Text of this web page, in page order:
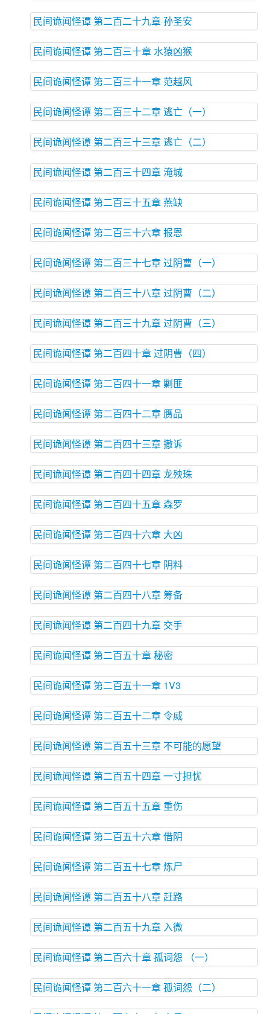
民间诡闻怪谭 第二百二十九章 孙圣安
民间诡闻怪谭 第二百三十章 水猿凶猴
民间诡闻怪谭 第二百三十一章 范越风
民间诡闻怪谭 第二百三十二章 逃亡（一）
民间诡闻怪谭 第二百三十三章 逃亡（二）
民间诡闻怪谭 第二百三十四章 淹城
民间诡闻怪谭 第二百三十五章 燕缺
民间诡闻怪谭 第二百三十六章 报恩
民间诡闻怪谭 第二百三十七章 过阴曹（一）
民间诡闻怪谭 第二百三十八章 过阴曹（二）
民间诡闻怪谭 第二百三十九章 过阴曹（三）
民间诡闻怪谭 第二百四十章 过阴曹（四）
民间诡闻怪谭 第二百四十一章 剿匪
民间诡闻怪谭 第二百四十二章 赝品
民间诡闻怪谭 第二百四十三章 撤诉
民间诡闻怪谭 第二百四十四章 龙殃珠
民间诡闻怪谭 第二百四十五章 森罗
民间诡闻怪谭 第二百四十六章 大凶
民间诡闻怪谭 第二百四十七章 阴料
民间诡闻怪谭 第二百四十八章 筹备
民间诡闻怪谭 第二百四十九章 交手
民间诡闻怪谭 第二百五十章 秘密
民间诡闻怪谭 第二百五十一章 1V3
民间诡闻怪谭 第二百五十二章 令威
民间诡闻怪谭 第二百五十三章 不可能的愿望
民间诡闻怪谭 第二百五十四章 一寸担忧
民间诡闻怪谭 第二百五十五章 重伤
民间诡闻怪谭 第二百五十六章 借阴
民间诡闻怪谭 第二百五十七章 炼尸
民间诡闻怪谭 第二百五十八章 赶路
民间诡闻怪谭 第二百五十九章 入微
民间诡闻怪谭 第二百六十章 孤词怨 （一）
民间诡闻怪谭 第二百六十一章 孤词怨（二）